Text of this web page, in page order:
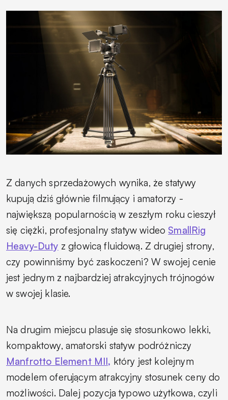
Z danych sprzedażowych wynika, że statywy
kupują dziś głównie filmujący i amatorzy -
największą popularnością w zeszłym roku cieszył
się ciężki, profesjonalny statyw wideo SmallRig
Heavy-Duty z głowicą fluidową. Z drugiej strony,
czy powinniśmy być zaskoczeni? W swojej cenie
jest jednym z najbardziej atrakcyjnych trójnogów
w swojej klasie.
Na drugim miejscu plasuje się stosunkowo lekki,
kompaktowy, amatorski statyw podróżniczy
Manfrotto Element MII, który jest kolejnym
modelem oferującym atrakcyjny stosunek ceny do
możliwości. Dalej pozycja typowo użytkowa, czyli